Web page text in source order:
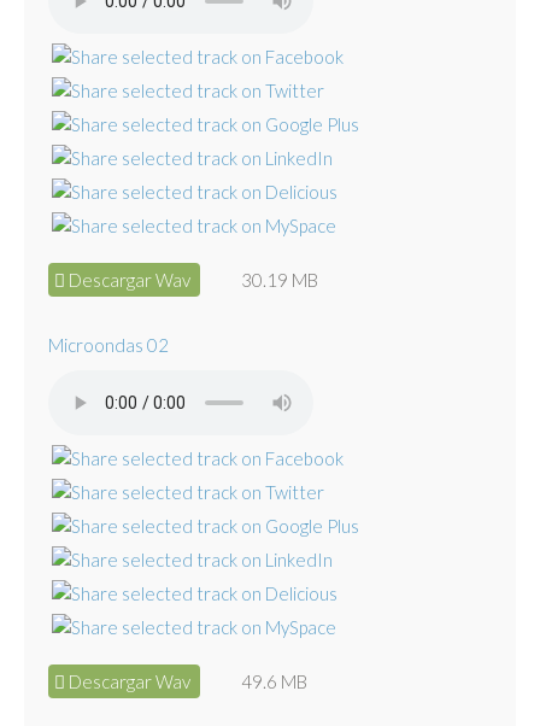
Descargar Wav 30.19 MB
Microondas 02
Descargar Wav 49.6 MB